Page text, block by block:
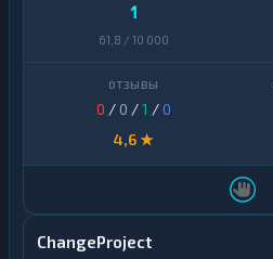
1
61,8 / 10 000
0 / 0 /1 /0
4,6 ★
ChangeProject